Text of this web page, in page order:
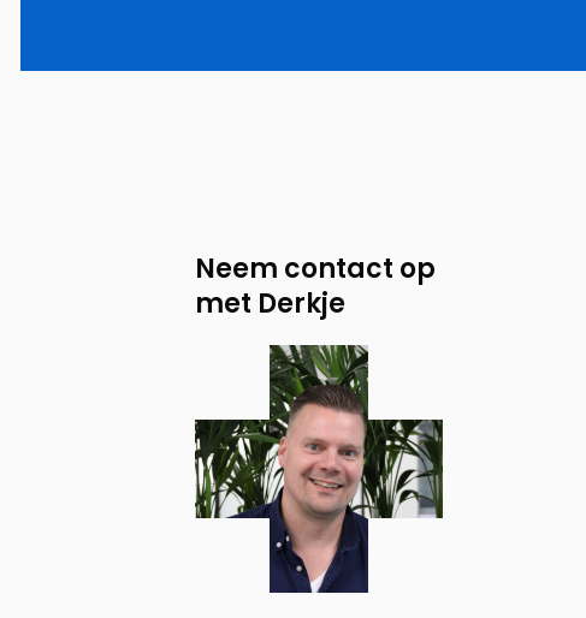
Neem contact op
met Derkje
contact
op